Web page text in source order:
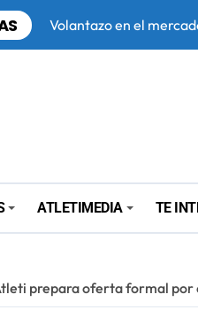
El Atlético Madrileño
ATLETIMEDIA TE
prepara oferta formal por